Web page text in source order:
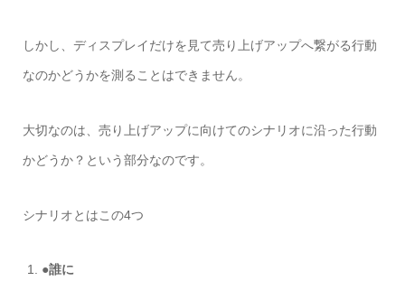
しかし、ディスプレイだけを見て売り上げアップへ繋がる行動
なのかどうかを測ることはできません。
大切なのは、売り上げアップに向けてのシナリオに沿った行動
かどうか？という部分なのです。
シナリオとはこの4つ
●誰に